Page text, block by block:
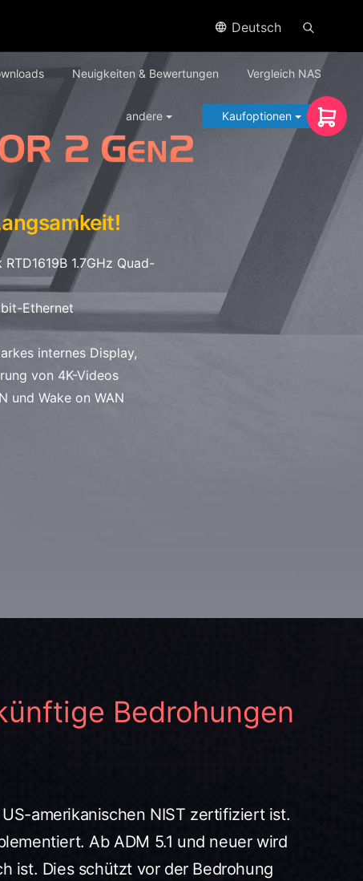
Deutsch
Neuigkeiten & Bewertungen Vergleich NAS
andere Kaufoptionen
1.7GHz Quad-
Ethernet
internes Display,
von 4K-Videos
und Wake on WAN
Bedrohungen
amerikanischen NIST zertifiziert ist.
Ab ADM 5.1 und neuer wird
ist. Dies schützt vor der Bedrohung